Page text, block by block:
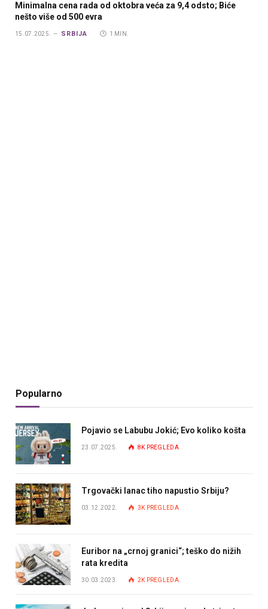
Minimalna cena rada od oktobra veća za 9,4 odsto; Biće
nešto više od 500 evra
15.07.2025. SRBIJA 1 MIN.
Popularno
Pojavio se Labubu Jokić; Evo koliko košta
23.07.2025. 8K PREGLEDA
Trgovački lanac tiho napustio Srbiju?
03.12.2022. 3K PREGLEDA
Euribor na „crnoj granici“; teško do nižih
rata kredita
30.03.2023. 2K PREGLEDA